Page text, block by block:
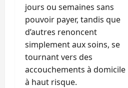
jours ou semaines sans
pouvoir payer, tandis que
d’autres renoncent
simplement aux soins, se
tournant vers des
accouchements à domicile
à haut risque.